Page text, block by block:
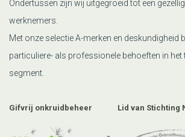
Ondertussen zijn wij uitgegroeid tot een
werknemers.
Met onze selectie A-merken en deskundigheid
particuliere- als professionele behoeften in het
segment.
Gifvrij onkruidbeheer Lid van Stichting